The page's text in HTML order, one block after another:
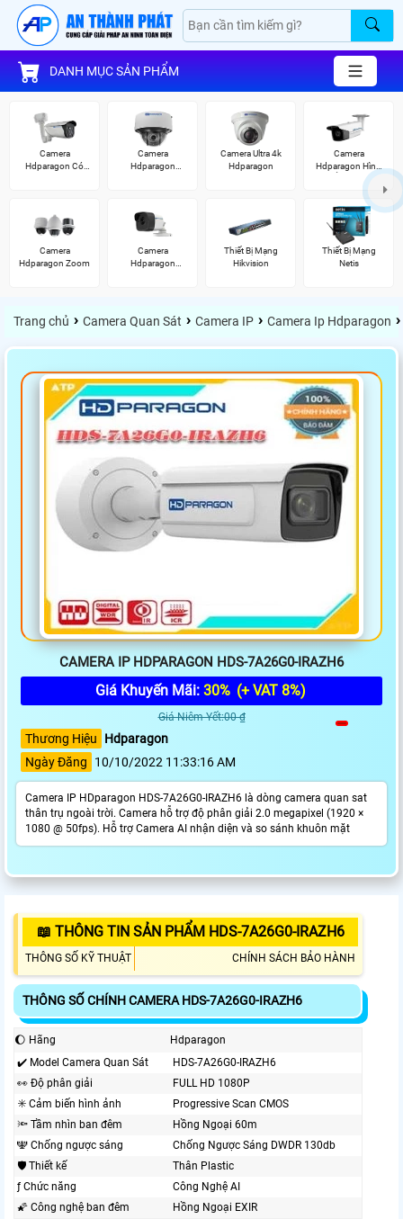
DANH MỤC SẢN PHẨM
Camera
Hdparagon Có
Camera
Hdparagon
Camera Ultra 4k
Hdparagon
Camera
Hdparagon Hình
Camera
Hdparagon Zoom
Camera
Hdparagon
Thiết Bị Mạng
Hikvision
Thiết Bị Mạng
Netis
Trang chủ › Camera Quan Sát › Camera IP › Camera Ip Hdparagon ›
CAMERA IP HDPARAGON HDS-7A26G0-IRAZH6
Giá Khuyến Mãi: 30% (+ VAT 8%)
Giá Niêm Yết:00 ₫
Thương Hiệu
Hdparagon
Ngày Đăng
10/10/2022 11:33:16 AM
Camera IP HDparagon HDS-7A26G0-IRAZH6 là dòng camera quan sat
thân trụ ngoài trời. Camera hỗ trợ độ phân giải 2.0 megapixel (1920 ×
1080 @ 50fps). Hỗ trợ Camera AI nhận diện và so sánh khuôn mặt
📖 THÔNG TIN SẢN PHẨM HDS-7A26G0-IRAZH6
THÔNG SỐ KỸ THUẬT CHÍNH SÁCH BẢO HÀNH
THÔNG SỐ CHÍNH CAMERA HDS-7A26G0-IRAZH6
🌔 Hãng
Hdparagon
✔️ Model Camera Quan Sát
HDS-7A26G0-IRAZH6
️👀 Độ phân giải
FULL HD 1080P
✳️ Cảm biến hình ảnh
Progressive Scan CMOS
🔦 Tầm nhìn ban đêm
Hồng Ngoại 60m
🕎 Chống ngược sáng
Chống Ngược Sáng DWDR 130db
🛡 Thiết kế
Thân Plastic
ƒ Chức năng
Công Nghệ AI
🌠 Công nghệ ban đêm
Hồng Ngoại EXIR